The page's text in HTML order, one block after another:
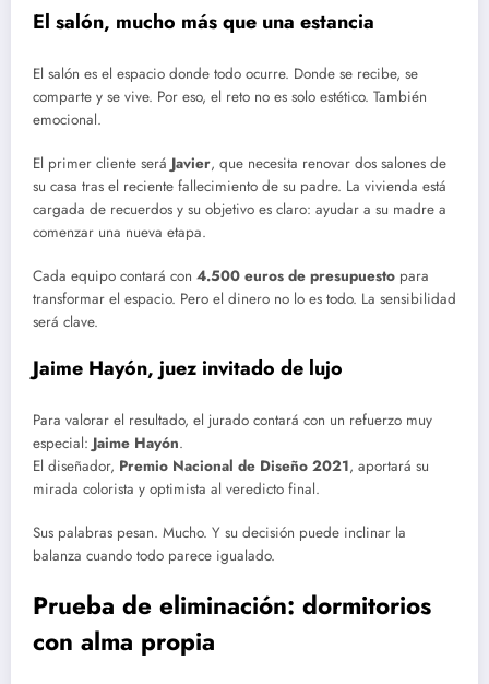
El salón, mucho más que una estancia
El salón es el espacio donde todo ocurre. Donde se recibe, se
comparte y se vive. Por eso, el reto no es solo estético. También
emocional.
El primer cliente será Javier, que necesita renovar dos salones de
su casa tras el reciente fallecimiento de su padre. La vivienda está
cargada de recuerdos y su objetivo es claro: ayudar a su madre a
comenzar una nueva etapa.
Cada equipo contará con 4.500 euros de presupuesto para
transformar el espacio. Pero el dinero no lo es todo. La sensibilidad
será clave.
Jaime Hayón, juez invitado de lujo
Para valorar el resultado, el jurado contará con un refuerzo muy
especial: Jaime Hayón.
El diseñador, Premio Nacional de Diseño 2021, aportará su
mirada colorista y optimista al veredicto final.
Sus palabras pesan. Mucho. Y su decisión puede inclinar la
balanza cuando todo parece igualado.
Prueba de eliminación: dormitorios
con alma propia